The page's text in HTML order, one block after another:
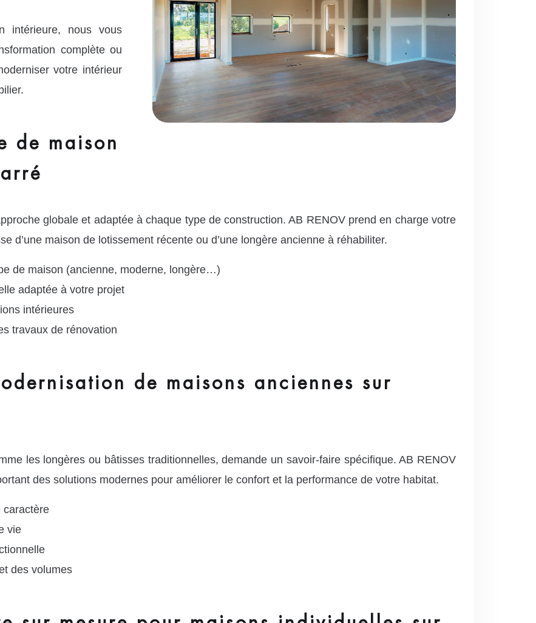
intérieure, nous vous
complète ou
votre intérieur
de maison
globale et adaptée à chaque type de construction. AB RENOV prend en charge votre
d’une maison de lotissement récente ou d’une longère ancienne à réhabiliter.
de maison (ancienne, moderne, longère…)
adaptée à votre projet
intérieures
travaux de rénovation
de maisons anciennes sur
les longères ou bâtisses traditionnelles, demande un savoir-faire spécifique. AB RENOV
des solutions modernes pour améliorer le confort et la performance de votre habitat.
caractère
vie
des volumes